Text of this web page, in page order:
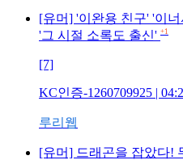
[유머] '이완용 친구' '이
'그 시절 소록도 출신' +1
[7]
KC인증-1260709925 |
루리웹
[유머] 드래곤을 잡았다!